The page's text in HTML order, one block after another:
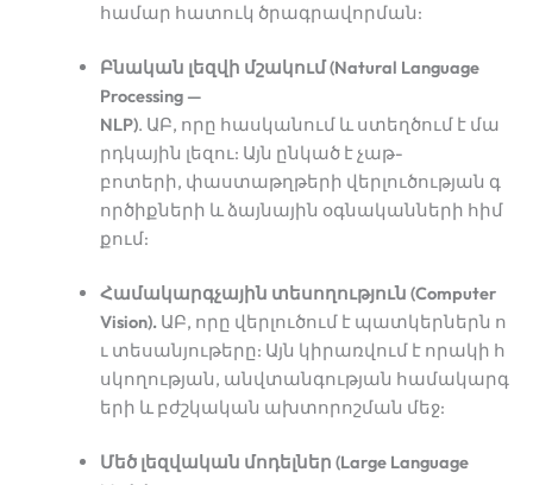
համար հատուկ ծրագրավորման:
Բնական լեզվի մշակում (Natural Language
Processing —
NLP). ԱԲ, որը հասկանում և ստեղծում է մա
րդկային լեզու: Այն ընկած է չաթ-
բոտերի, փաստաթղթերի վերլուծության գ
ործիքների և ձայնային օգնականների հիմ
քում:
Համակարգչային տեսողություն (Computer
Vision).ԱԲ, որը վերլուծում է պատկերներն ո
ւ տեսանյութերը: Այն կիրառվում է որակի հ
սկողության, անվտանգության համակարգ
երի և բժշկական ախտորոշման մեջ:
Մեծ լեզվական մոդելներ (Large Language